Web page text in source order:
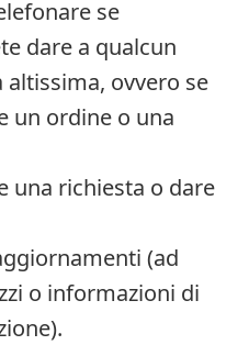
se
dare a qualcun
ovvero se
un ordine o una
una richiesta o dare
(ad
o informazioni di